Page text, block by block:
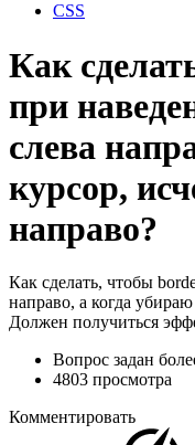
CSS
Как
при
слева
курсор,
направо?
Как сделать, чтобы
направо, а когда
Должен получиться
Вопрос задан
4803 просмотра
Комментировать